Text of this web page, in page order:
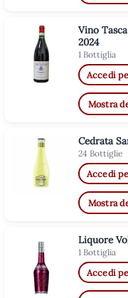
Vino
2024
1 Bottiglia
Accedi
Mostra
Cedrata
24 Bottiglie
Accedi
Mostra
Liquore
1 Bottiglia
Accedi